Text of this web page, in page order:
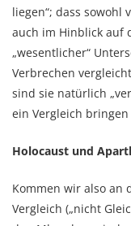
liegen“; dass sowohl
auch im Hinblick auf
„wesentlicher“
Verbrechen
sind sie natürlich
ein Vergleich bringen
Holocaust und
Kommen wir also an
Vergleich („nicht